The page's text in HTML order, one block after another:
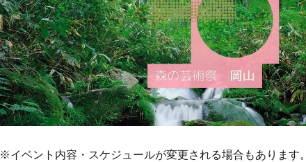
※イベント内容・スケジュールが変更される場合もあります。